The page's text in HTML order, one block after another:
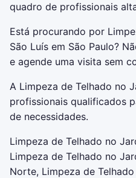
quadro de profissionais
Está procurando por
São Luís em São Paulo?
e agende uma visita sem
A Limpeza de Telhado no
profissionais qualificados
de necessidades.
Limpeza de Telhado no
Limpeza de Telhado no
Norte, Limpeza de